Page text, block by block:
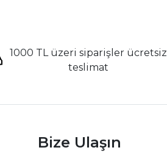
1000 TL üzeri siparişler ücretsiz
teslimat
Bize Ulaşın